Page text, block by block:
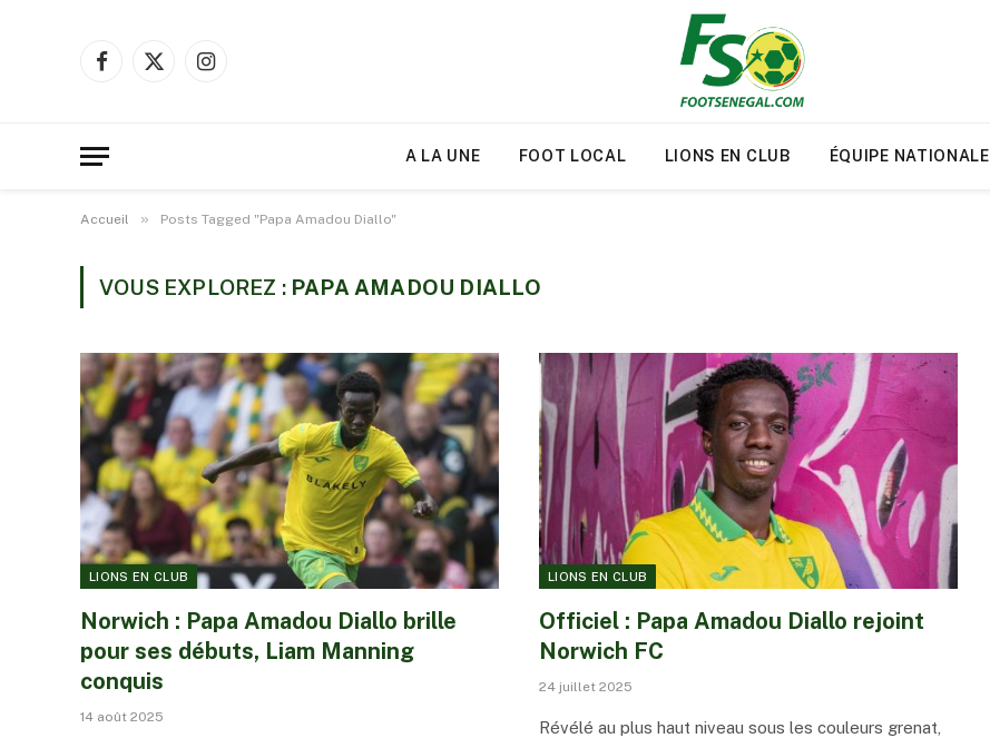
Facebook
X
Instagram
A LA UNE FOOT LOCAL LIONS EN CLUB ÉQUIPE NATIONALE
Accueil » Posts Tagged "Papa Amadou Diallo"
VOUS EXPLOREZ : PAPA AMADOU DIALLO
LIONS EN CLUB
Norwich : Papa Amadou Diallo brille
pour ses débuts, Liam Manning
conquis
14 août 2025
LIONS EN CLUB
Officiel : Papa Amadou Diallo rejoint
Norwich FC
24 juillet 2025
Révélé au plus haut niveau sous les couleurs grenat,